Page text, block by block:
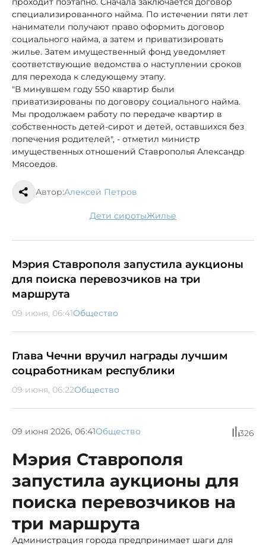
специализированного найма. По истечении пяти лет
наниматели получают право оформить договор
социального найма, а затем и приватизировать
жилье. Затем имущественный фонд уведомляет
соответствующие ведомства о наступлении сроков
для перехода к следующему этапу.
"В минувшем году 550 квартир были
приватизированы по договору социального найма.
Мы продолжаем работу по передаче квартир в
собственность детей-сирот и детей, оставшихся без
попечения родителей", - отметил министр
имущественных отношений Ставрополья Александр
Мясоедов.
Автор:Алексей Петров
дети сироты жилье
Мэрия Ставрополя запустила аукционы
для поиска перевозчиков на три
маршрута
09 июня, 06:41Общество
Глава Чечни вручил награды лучшим
соцработникам республики
09 июня, 06:22Общество
09 июня 2026, 06:41Общество 326
Мэрия Ставрополя
запустила аукционы для
поиска перевозчиков на
три маршрута
Администрация города предпринимает шаги для